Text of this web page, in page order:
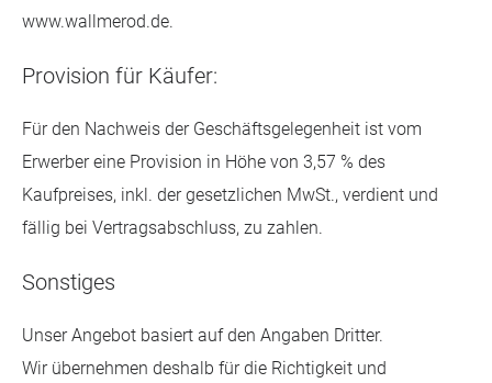
www.wallmerod.de.
Provision für Käufer:
Für den Nachweis der Geschäftsgelegenheit ist vom
Erwerber eine Provision in Höhe von 3,57 % des
Kaufpreises, inkl. der gesetzlichen MwSt., verdient und
fällig bei Vertragsabschluss, zu zahlen.
Sonstiges
Unser Angebot basiert auf den Angaben Dritter.
Wir übernehmen deshalb für die Richtigkeit und